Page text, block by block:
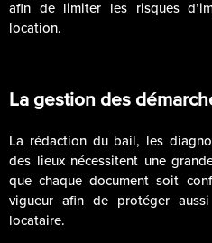
afin de limiter les risques
location.
La gestion des
La rédaction du bail, les
des lieux nécessitent une
que chaque document soit
vigueur afin de protéger
locataire.